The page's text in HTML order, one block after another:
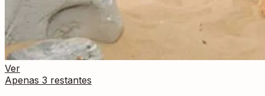
Ver
Apenas 3 restantes